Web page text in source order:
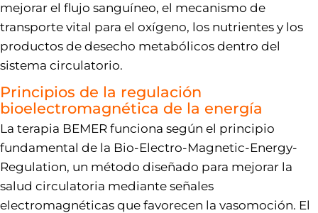
mejorar el flujo sanguíneo, el mecanismo de
transporte vital para el oxígeno, los nutrientes y los
productos de desecho metabólicos dentro del
sistema circulatorio.
Principios de la regulación
bioelectromagnética de la energía
La terapia BEMER funciona según el principio
fundamental de la Bio-Electro-Magnetic-Energy-
Regulation, un método diseñado para mejorar la
salud circulatoria mediante señales
electromagnéticas que favorecen la vasomoción. El